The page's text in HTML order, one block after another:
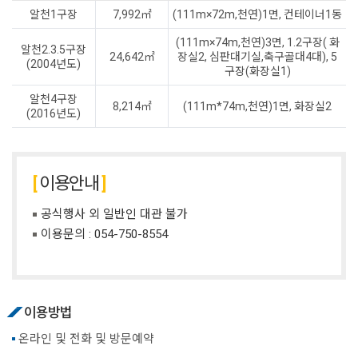
알천1구장 7,992㎡ (111m×72m,천연)1면, 컨테이너1동
알천2.3.5구장
(2004년도)
24,642㎡
(111m×74m,천연)3면, 1.2구장( 화
장실2, 심판대기실,축구골대4대), 5
구장(화장실1)
알천4구장
(2016년도)
8,214㎡ (111m*74m,천연)1면, 화장실2
이용안내
공식행사 외 일반인 대관 불가
이용문의 : 054-750-8554
이용방법
온라인 및 전화 및 방문예약